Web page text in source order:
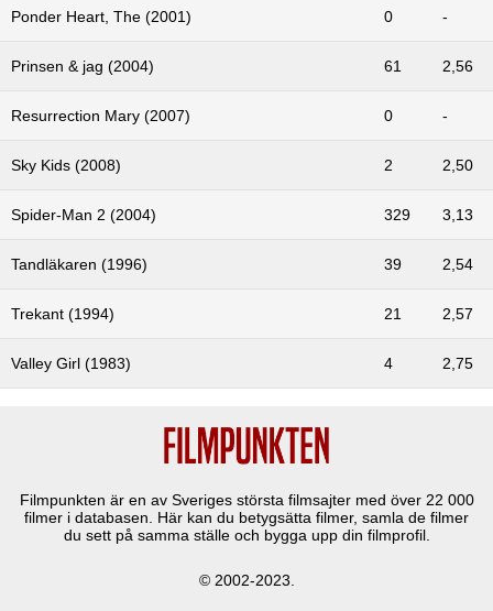
Ponder Heart, The (2001) 0 -
Prinsen & jag (2004) 61 2,56
Resurrection Mary (2007) 0 -
Sky Kids (2008) 2 2,50
Spider-Man 2 (2004) 329 3,13
Tandläkaren (1996) 39 2,54
Trekant (1994) 21 2,57
Valley Girl (1983) 4 2,75
Filmpunkten är en av Sveriges största filmsajter med över 22 000
filmer i databasen. Här kan du betygsätta filmer, samla de filmer
du sett på samma ställe och bygga upp din filmprofil.
© 2002-2023.